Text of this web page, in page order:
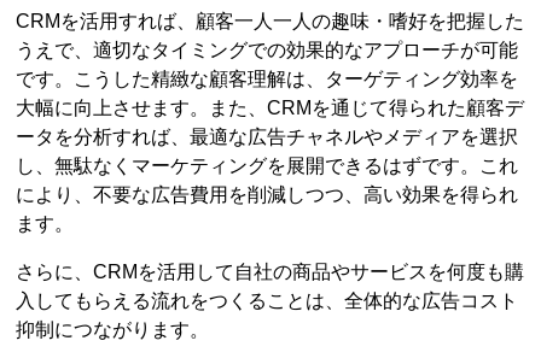
CRMを活用すれば、顧客一人一人の趣味・嗜好を把握した
うえで、適切なタイミングでの効果的なアプローチが可能
です。こうした精緻な顧客理解は、ターゲティング効率を
大幅に向上させます。また、CRMを通じて得られた顧客デ
ータを分析すれば、最適な広告チャネルやメディアを選択
し、無駄なくマーケティングを展開できるはずです。これ
により、不要な広告費用を削減しつつ、高い効果を得られ
ます。
さらに、CRMを活用して自社の商品やサービスを何度も購
入してもらえる流れをつくることは、全体的な広告コスト
抑制につながります。